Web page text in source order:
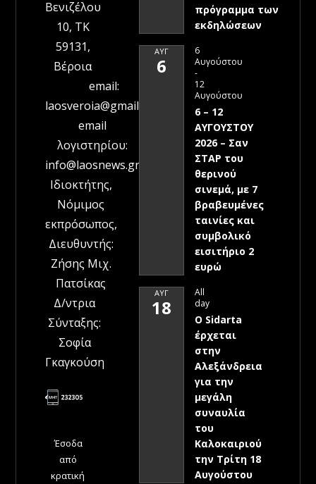
Βενιζέλου
10, ΤΚ
59131,
Βέροια
email:
laosveroia@gmail.com
email
λογιστηρίου:
info@laosnews.gr
Ιδιοκτήτης,
Νόμιμος
εκπρόσωπος,
Διευθυντής:
Ζήσης Μιχ.
Πατσίκας
Δ/ντρια
Σύνταξης:
Σοφία
Γκαγκούση
Έσοδα
από
κρατική
πρόγραμμα των
εκδηλώσεων
ΑΥΓ
6
6
Αυγούστου
-
12
Αυγούστου
6 – 12
ΑΥΓΟΥΣΤΟΥ
2026 – Σαν
ΣΤΑΡ του
θερινού
σινεμά, με 7
βραβευμένες
ταινίες και
συμβολικό
εισιτήριο 2
ευρώ
ΑΥΓ
18
All
day
Ο Sidarta
έρχεται
στην
Αλεξάνδρεια
για την
μεγάλη
συναυλία
του
Καλοκαιριού
την Τρίτη 18
Αυγούστου